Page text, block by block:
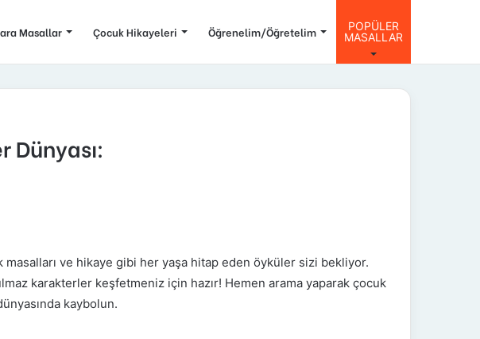
Masallar Çocuk Hikayeleri Öğrenelim/Öğretelim
POPÜLER
MASALLAR
Dünyası:
masalları ve hikaye gibi her yaşa hitap eden öyküler sizi bekliyor.
karakterler keşfetmeniz için hazır! Hemen arama yaparak çocuk
kaybolun.